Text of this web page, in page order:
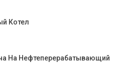
Котел
На Нефтеперерабатывающий